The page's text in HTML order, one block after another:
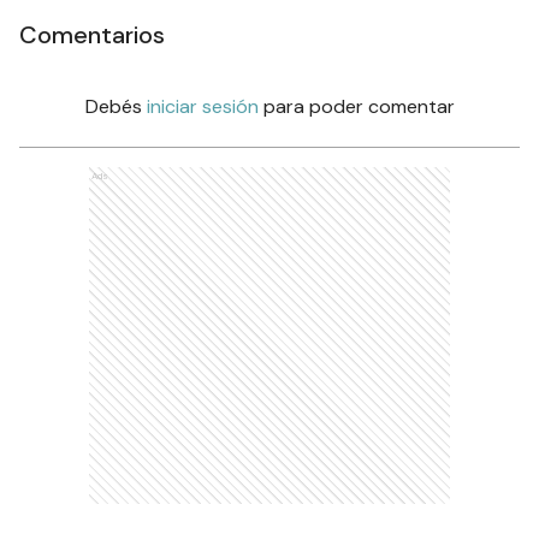
Comentarios
Debés iniciar sesión para poder comentar
Ads